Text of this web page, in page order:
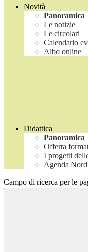
Novità
Panoramica
Le notizie
Le circolari
Calendario
Albo online
Didattica
Panoramica
Offerta
I progetti
Agenda
Campo di ricerca per le